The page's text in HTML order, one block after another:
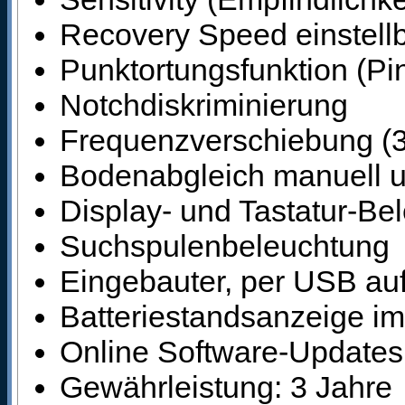
Recovery Speed
Punktortungsfunktion
Notchdiskriminierung
Frequenzverschiebung
Bodenabgleich manuell
Display- und Tastatur-
Suchspulenbeleuchtung
Eingebauter, per USB
Batteriestandsanzeige
Online Software-Updates
Gewährleistung: 3 Jahre